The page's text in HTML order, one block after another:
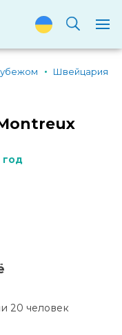
Швейцария
год
20 человек